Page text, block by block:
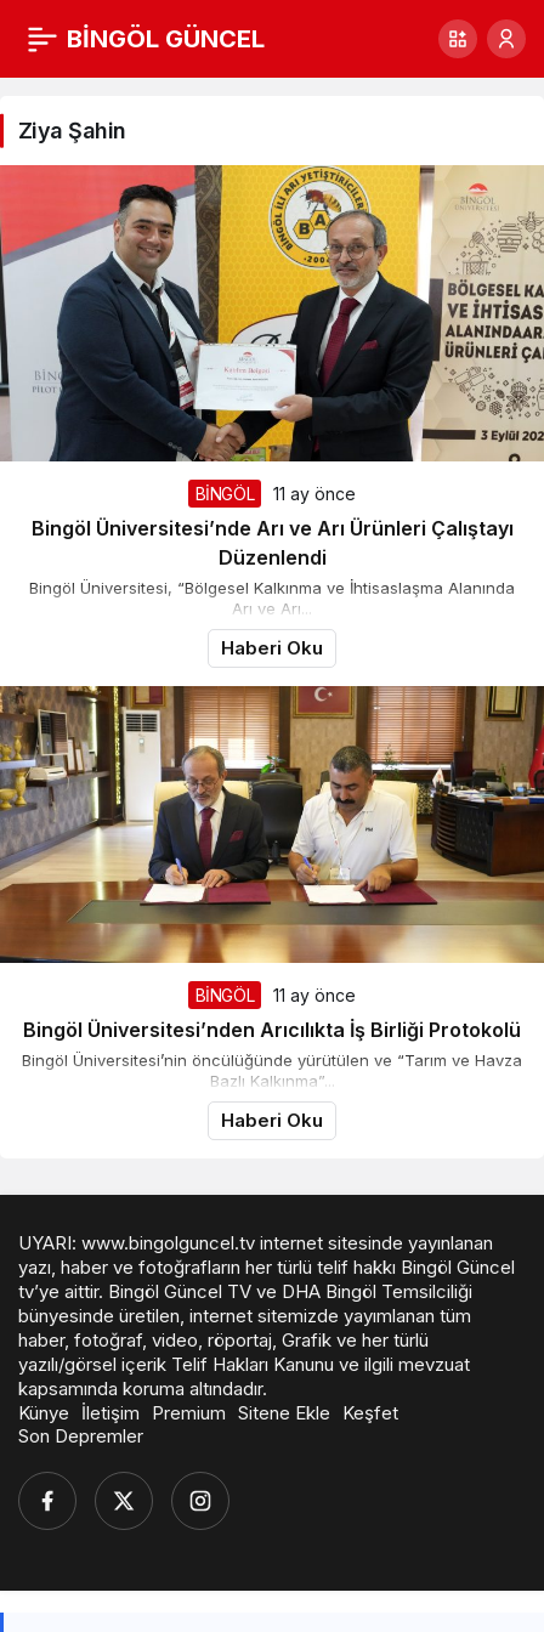
BİNGÖL GÜNCEL
Ziya
Şahin
Haberleri
Ziya Şahin
BİNGÖL 11 ay önce
Bingöl Üniversitesi’nde Arı ve Arı Ürünleri Çalıştayı
Düzenlendi
Bingöl Üniversitesi, “Bölgesel Kalkınma ve İhtisaslaşma Alanında
Arı ve Arı...
Haberi Oku
BİNGÖL 11 ay önce
Bingöl Üniversitesi’nden Arıcılıkta İş Birliği Protokolü
Bingöl Üniversitesi’nin öncülüğünde yürütülen ve “Tarım ve Havza
Bazlı Kalkınma”...
Haberi Oku
UYARI: www.bingolguncel.tv internet sitesinde yayınlanan
yazı, haber ve fotoğrafların her türlü telif hakkı Bingöl Güncel
tv’ye aittir. Bingöl Güncel TV ve DHA Bingöl Temsilciliği
bünyesinde üretilen, internet sitemizde yayımlanan tüm
haber, fotoğraf, video, röportaj, Grafik ve her türlü
yazılı/görsel içerik Telif Hakları Kanunu ve ilgili mevzuat
kapsamında koruma altındadır.
Künye
İletişim Premium Sitene Ekle
Keşfet
Son Depremler
Takip Et